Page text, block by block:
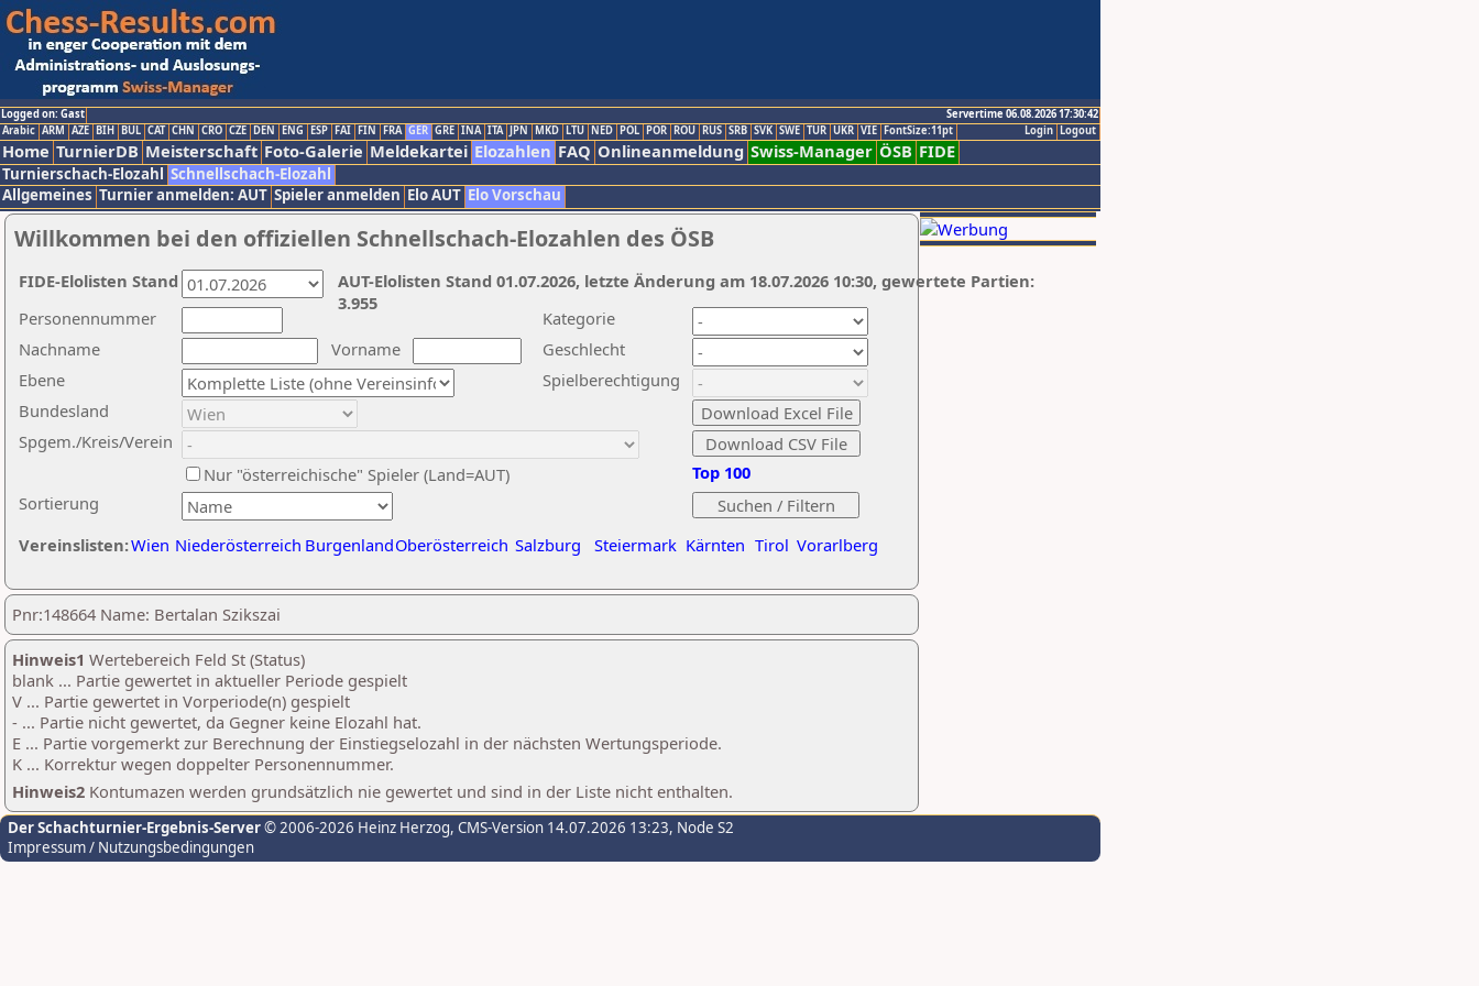
Logged on: Gast
Servertime 06.08.2026 17:30:42
Logout
Login
Arabic ARM AZE BIH BUL CAT CHN CRO CZE DEN ENG ESP FAI FIN FRA GER GRE INA ITA JPN MKD LTU NED POL POR ROU RUS SRB SVK SWE TUR UKR VIE FontSize:11pt
Home TurnierDB Meisterschaft Foto-Galerie Meldekartei Elozahlen FAQ Onlineanmeldung Swiss-Manager ÖSB FIDE
Turnierschach-Elozahl Schnellschach-Elozahl
Allgemeines Turnier anmelden: AUT Spieler anmelden Elo AUT Elo Vorschau
Willkommen bei den offiziellen Schnellschach-Elozahlen des ÖSB
Nachname
Vorname
Ebene
Kategorie
Sortierung
Personennummer
Bundesland
Spgem./Kreis/Verein
Geschlecht
Nur "österreichische" Spieler (Land=AUT)
Spielberechtigung
Vereinslisten:Wien Niederösterreich BurgenlandOberösterreich Salzburg Steiermark Kärnten Tirol Vorarlberg
Top 100
AUT-Elolisten Stand 01.07.2026, letzte Änderung am 18.07.2026 10:30, gewertete Partien:
3.955
FIDE-Elolisten Stand
Pnr:148664 Name: Bertalan Szikszai
Hinweis1 Wertebereich Feld St (Status)
blank ... Partie gewertet in aktueller Periode gespielt
V ... Partie gewertet in Vorperiode(n) gespielt
- ... Partie nicht gewertet, da Gegner keine Elozahl hat.
E ... Partie vorgemerkt zur Berechnung der Einstiegselozahl in der nächsten Wertungsperiode.
K ... Korrektur wegen doppelter Personennummer.
Hinweis2 Kontumazen werden grundsätzlich nie gewertet und sind in der Liste nicht enthalten.
Der Schachturnier-Ergebnis-Server© 2006-2026 Heinz Herzog, CMS-Version 14.07.2026 13:23, Node S2
Impressum / Nutzungsbedingungen